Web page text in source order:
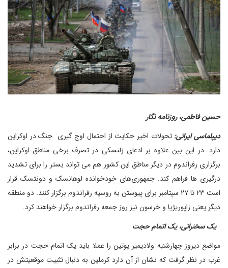
حسین فاطمی، روزنامه نگار
دیپلماسی ایرانی: تحولات اخیر حکایت از احتمال اوج گیری جنگ در اوکراین
دارد. در این بین علاوه بر ادعای زلنسکی در تصرف برخی مناطق اوکراین،
برگزاری رفراندوم در دیگر مناطق این کشور هم می تواند بستر را برای تشدید
درگیری ها فراهم کند. جمهوری‌های خودخوانده لوهانسک و دونتسک قرار
است ۲۳ تا ۲۷ سپتامبر برای پیوستن به روسیه رفراندوم برگزار کنند. دو منطقه
دیگر یعنی زاپوریژیا و خرسون نیز روز جمعه رفراندوم برگزار خواهند کرد.
یک سخنرانی، یک اتمام حجت
مواضع دیروز چهارشنبه ولادیمیر پوتین را عملا باید یک اتمام حجت در برابر
غرب در نظر گرفت که نشان از آن دارد کرملین به دنبال تثبیت موقعیتش در